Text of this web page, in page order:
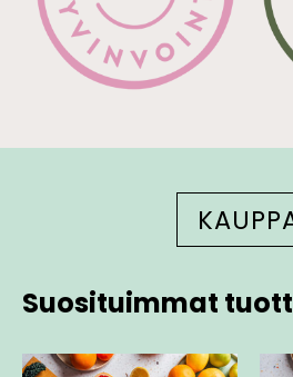
Suosituimmat